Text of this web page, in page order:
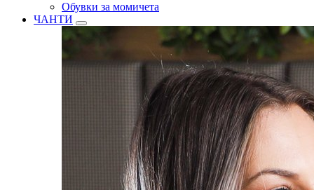
Обувки за момичета
ЧАНТИ